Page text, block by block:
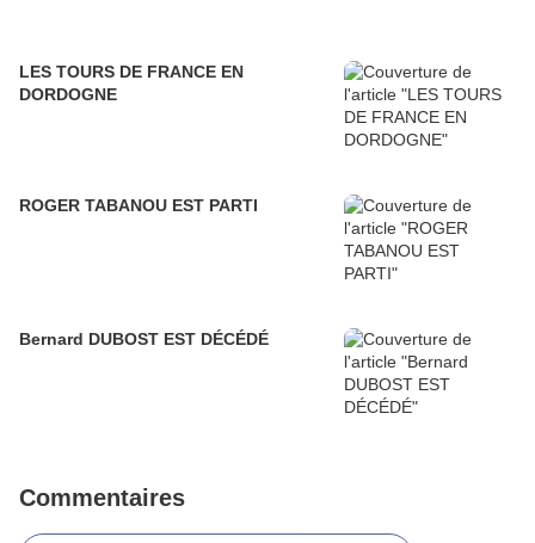
LES TOURS DE FRANCE EN
DORDOGNE
ROGER TABANOU EST PARTI
Bernard DUBOST EST DÉCÉDÉ
Commentaires